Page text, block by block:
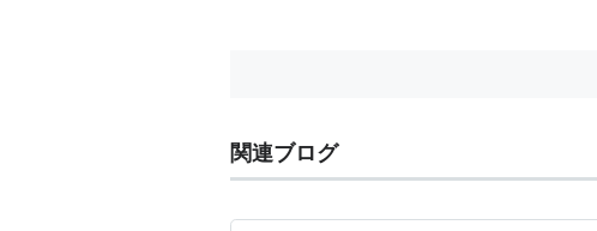
関連ブログ